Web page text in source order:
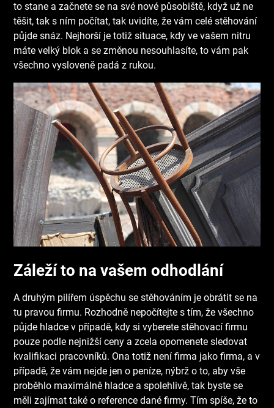
to stane a začnete se na své nové působiště, když už ne
těšit, tak s ním počítat, tak uvidíte, že vám celé stěhování
půjde snáz. Nejhorší je totiž situace, kdy ve vašem nitru
máte velký blok a se změnou nesouhlasíte, to vám pak
všechno vysloveně padá z rukou.
Záleží to na vašem odhodlání
A druhým pilířem úspěchu se stěhováním je obrátit se na
tu pravou firmu. Rozhodně nepočítejte s tím, že všechno
půjde hladce v případě, kdy si vyberete stěhovací firmu
pouze podle nejnižší ceny a zcela opomenete sledovat
kvalifikaci pracovníků. Ona totiž není firma jako firma, a v
případě, že vám nejde jen o peníze, nýbrž o to, aby vše
proběhlo maximálně hladce a spolehlivě, tak byste se
měli zajímat také o reference dané firmy. Tím spíše, že to